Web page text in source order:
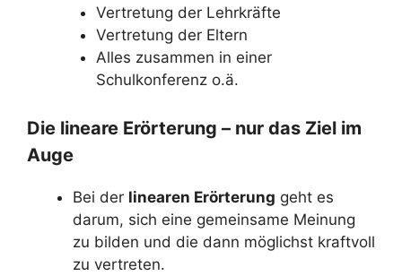
Vertretung der Lehrkräfte
Vertretung der Eltern
Alles zusammen in einer
Schulkonferenz o.ä.
Die lineare Erörterung – nur das Ziel im
Auge
Bei der linearen Erörterung geht es
darum, sich eine gemeinsame Meinung
zu bilden und die dann möglichst kraftvoll
zu vertreten.